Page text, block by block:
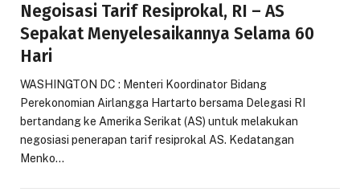
Negoisasi Tarif Resiprokal, RI – AS
Sepakat Menyelesaikannya Selama 60
Hari
WASHINGTON DC : Menteri Koordinator Bidang
Perekonomian Airlangga Hartarto bersama Delegasi RI
bertandang ke Amerika Serikat (AS) untuk melakukan
negosiasi penerapan tarif resiprokal AS. Kedatangan
Menko…